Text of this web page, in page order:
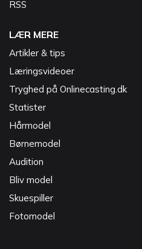
RSS
LÆR MERE
Artikler & tips
Læringsvideoer
Tryghed på Onlinecasting.dk
Statister
Hårmodel
Børnemodel
Audition
Bliv model
Skuespiller
Fotomodel